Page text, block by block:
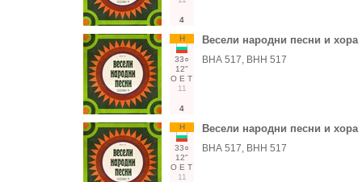
4
Н
33○
12"
О Е Т
11
4
Весели народни песни и хора
ВНА 517, ВНН 517
Н
33○
12"
О Е Т
11
Весели народни песни и хора
ВНА 517, ВНН 517